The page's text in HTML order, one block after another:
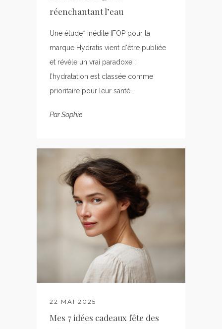
réenchantant l’eau
Une étude* inédite IFOP pour la
marque Hydratis vient d'être publiée
et révèle un vrai paradoxe :
l’hydratation est classée comme
prioritaire pour leur santé...
ParSophie
22 MAI 2025
Mes 7 idées cadeaux fête des